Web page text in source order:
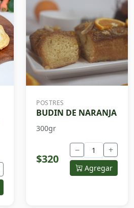
POSTRES
BUDIN DE NARANJA
300gr
$320
− +
Agregar